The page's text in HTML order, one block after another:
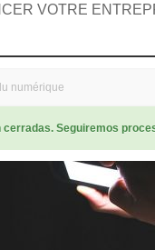
VOTRE
numérique
Seguiremos